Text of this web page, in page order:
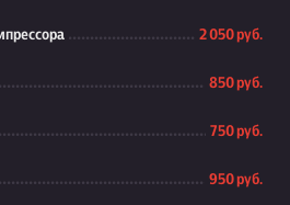
2 050 руб.
850 руб.
750 руб.
950 руб.